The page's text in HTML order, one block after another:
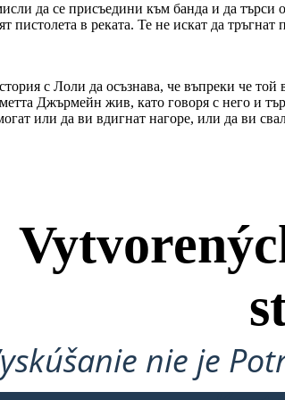
преливат
с него
около
да ви
избор
да се присъедини към банда и да
пистолета в реката. Те не искат да
с Лоли да осъзнава, че въпреки че
Джърмейн жив, като говоря с него и
или да ви вдигнат нагоре, или да ви
nie je